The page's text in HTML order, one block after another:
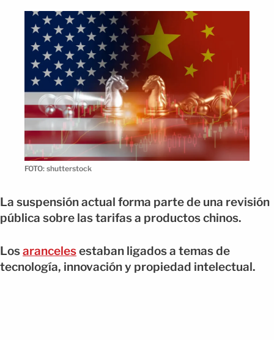
FOTO: shutterstock
La suspensión actual forma parte de una revisión
pública sobre las tarifas a productos chinos.
Losarancelesestaban ligados a temas de
tecnología, innovación y propiedad intelectual.